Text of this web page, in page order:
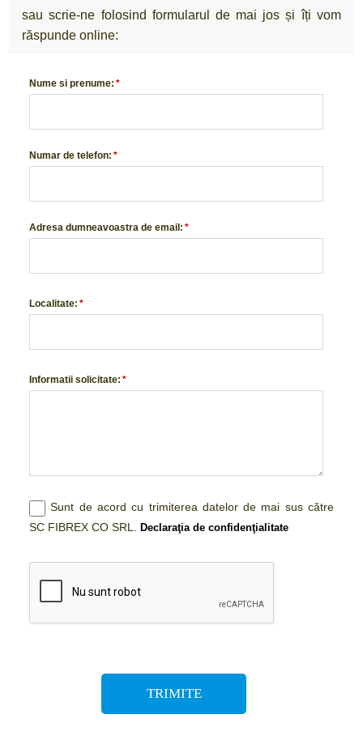
sau scrie-ne folosind formularul de mai jos și îți vom
răspunde online:
Nume si prenume: *
Numar de telefon: *
Adresa dumneavoastra de email: *
Localitate: *
Informatii solicitate: *
Sunt de acord cu trimiterea datelor de mai sus către
SC FIBREX CO SRL.Declaraţia de confidenţialitate